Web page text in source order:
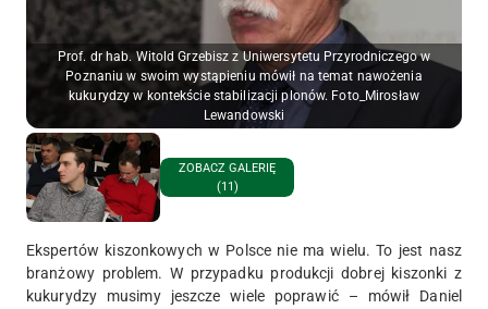
Prof. dr hab. Witold Grzebisz z Uniwersytetu Przyrodniczego w
Poznaniu w swoim wystąpieniu mówił na temat nawożenia
kukurydzy w kontekście stabilizacji plonów. Foto_Mirosław
Lewandowski
ZOBACZ GALERIĘ
(11)
Ekspertów kiszonkowych w Polsce nie ma wielu. To jest nasz
branżowy problem. W przypadku produkcji dobrej kiszonki z
kukurydzy musimy jeszcze wiele poprawić – mówił Daniel